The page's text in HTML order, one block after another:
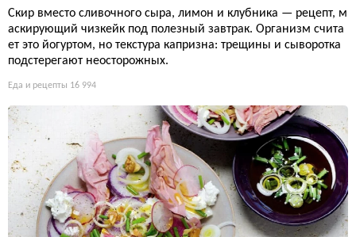
Скир вместо сливочного сыра, лимон и клубника — рецепт, м
аскирующий чизкейк под полезный завтрак. Организм счита
ет это йогуртом, но текстура капризна: трещины и сыворотка
подстерегают неосторожных.
Еда и рецепты 16 994